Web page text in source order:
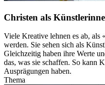
Christen als
Viele Kreative lehnen es ab, als
werden. Sie sehen sich als
Gleichzeitig haben ihre Werte
das, was sie schaffen. So kann
Ausprägungen haben.
Thema